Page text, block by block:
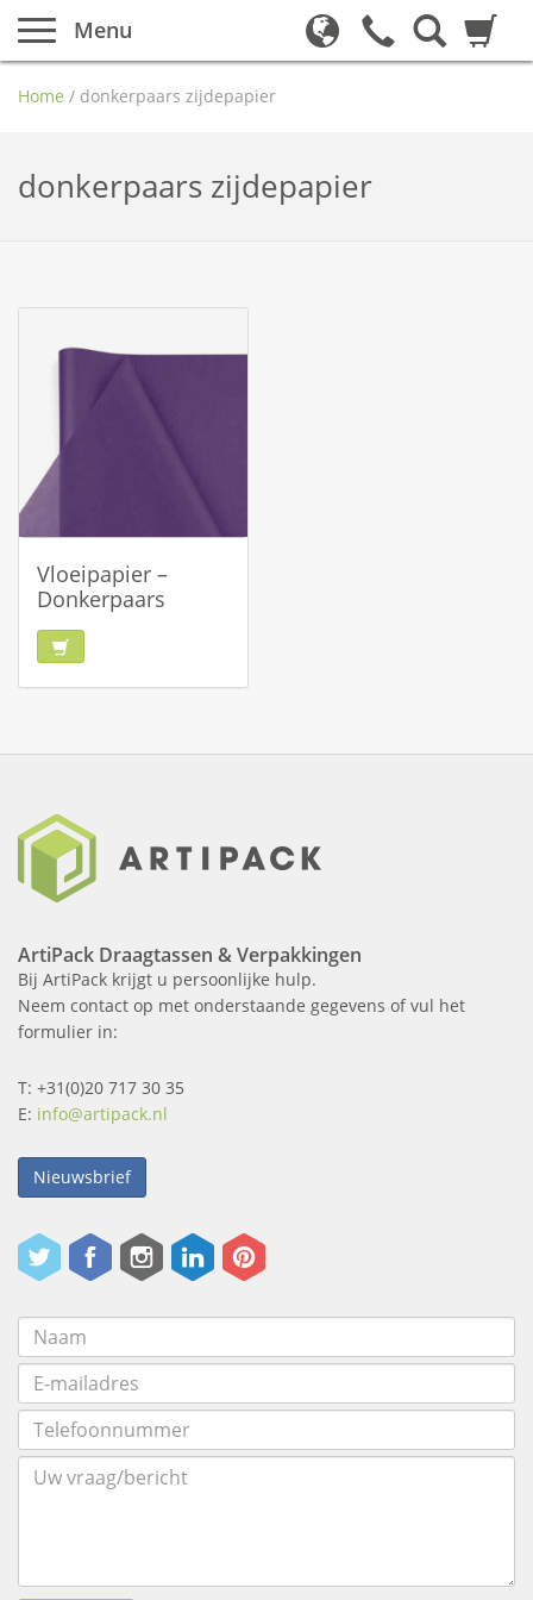
Menu
Home / donkerpaars zijdepapier
donkerpaars zijdepapier
Vloeipapier –
Donkerpaars
ArtiPack Draagtassen & Verpakkingen
Bij ArtiPack krijgt u persoonlijke hulp.
Neem contact op met onderstaande gegevens of vul het
formulier in:
T: +31(0)20 717 30 35
E: info@artipack.nl
Nieuwsbrief